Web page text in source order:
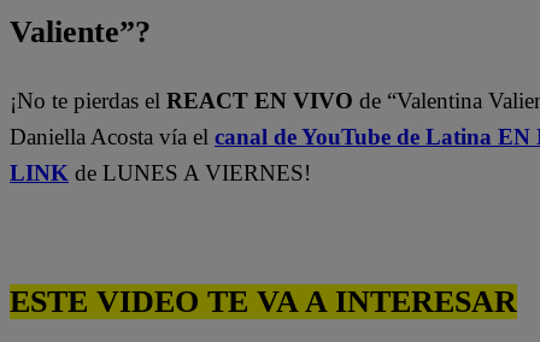
Valiente”?
¡No te pierdas el REACT EN VIVO de “Valentina
Daniella Acosta vía el canal de YouTube de Latina EN
LINK de LUNES A VIERNES!
ESTE VIDEO TE VA A INTERESAR